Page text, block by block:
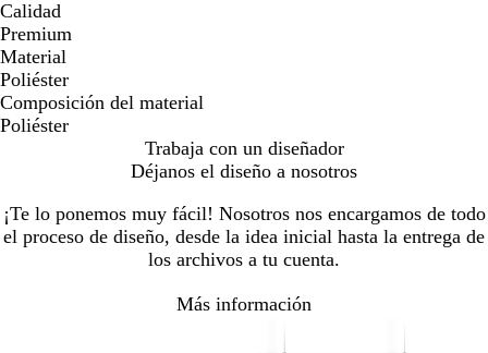
Calidad
Premium
Material
Poliéster
Composición del material
Poliéster
Trabaja con un diseñador
Déjanos el diseño a nosotros
¡Te lo ponemos muy fácil! Nosotros nos encargamos de todo
el proceso de diseño, desde la idea inicial hasta la entrega de
los archivos a tu cuenta.
Más información